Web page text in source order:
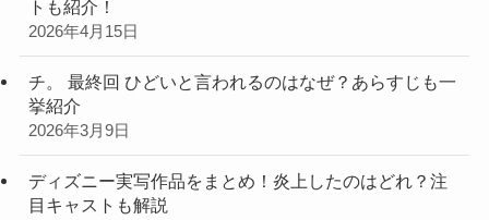
トも紹介！
2026年4月15日
チ。 最終回 ひどいと言われるのはなぜ？あらすじも一
挙紹介
2026年3月9日
ディズニー実写作品をまとめ！炎上したのはどれ？注
目キャストも解説